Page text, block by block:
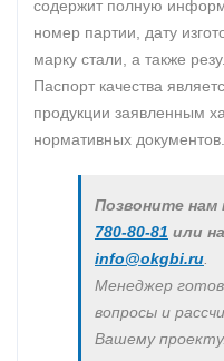
содержит полную
номер партии, дату
марку стали, а также
Паспорт качества
продукции заявленным
нормативных документов.
Позвоните
780-80-81 или
info@okgbi.ru
Менеджер
вопросы и
Вашему проекту.